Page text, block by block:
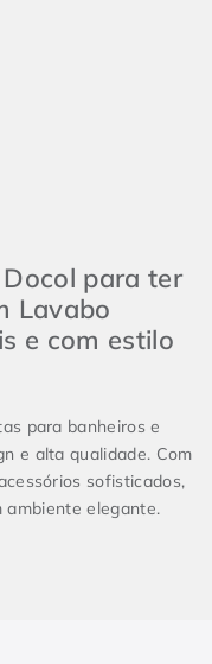
para ter
Lavabo
e com estilo
para banheiros e
e alta qualidade. Com
sofisticados,
elegante.
e Lavabo